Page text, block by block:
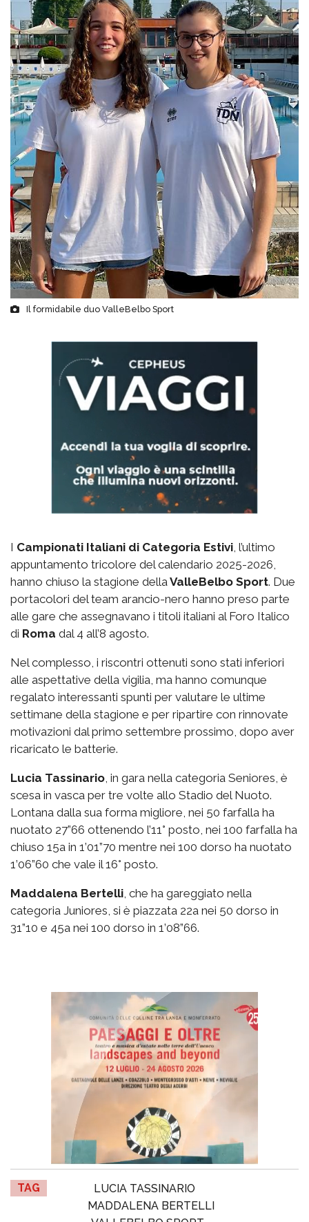
Il formidabile duo ValleBelbo Sport
I Campionati Italiani di Categoria Estivi , l’ultimo
appuntamento tricolore del calendario 2025-2026,
hanno chiuso la stagione dellaValleBelbo Sport. Due
portacolori del team arancio-nero hanno preso parte
alle gare che assegnavano i titoli italiani al Foro Italico
di Roma dal 4 all’8 agosto.
Nel complesso, i riscontri ottenuti sono stati inferiori
alle aspettative della vigilia, ma hanno comunque
regalato interessanti spunti per valutare le ultime
settimane della stagione e per ripartire con rinnovate
motivazioni dal primo settembre prossimo, dopo aver
ricaricato le batterie.
Lucia Tassinario , in gara nella categoria Seniores, è
scesa in vasca per tre volte allo Stadio del Nuoto.
Lontana dalla sua forma migliore, nei 50 farfalla ha
nuotato 27”66 ottenendo l’11° posto, nei 100 farfalla ha
chiuso 15a in 1’01”70 mentre nei 100 dorso ha nuotato
1’06”60 che vale il 16° posto.
Maddalena Bertelli , che ha gareggiato nella
categoria Juniores, si è piazzata 22a nei 50 dorso in
31”10 e 45a nei 100 dorso in 1’08”66.
TAG
LUCIA TASSINARIO
MADDALENA BERTELLI